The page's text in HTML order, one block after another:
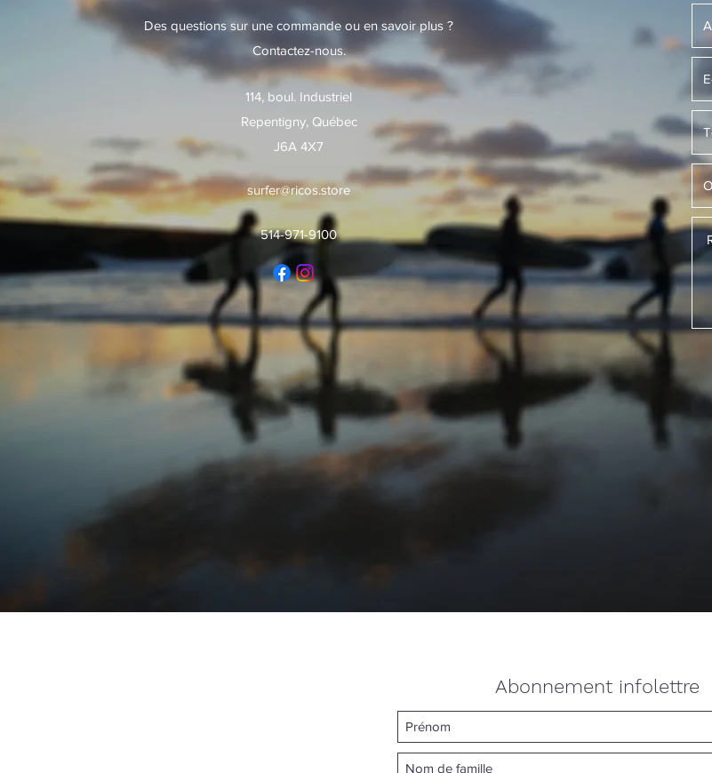
Des questions sur une commande ou en savoir plus ?
Contactez-nous.
114, boul. Industriel
Repentigny, Québec
J6A 4X7
surfer@ricos.store
514-971-9100
Abonnement infolettre